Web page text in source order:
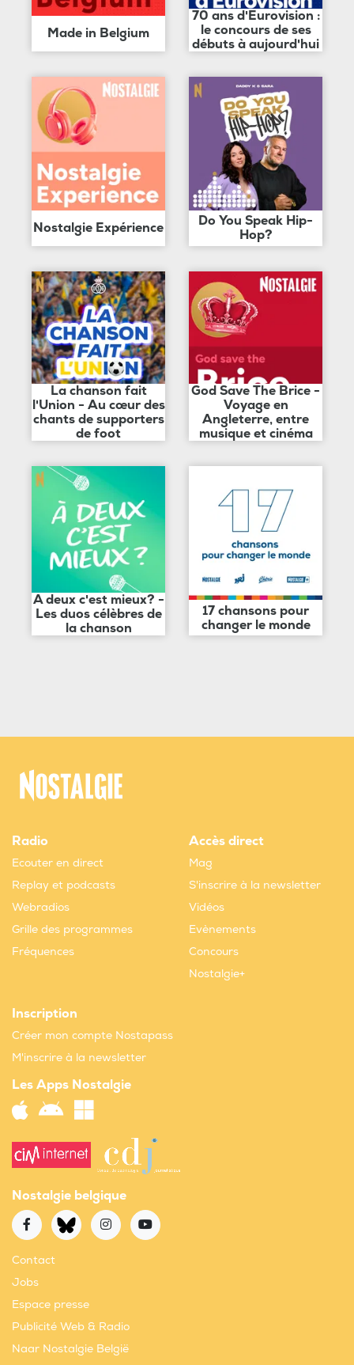
Made in Belgium
70 ans d'Eurovision :
le concours de ses
débuts à aujourd'hui
Nostalgie Expérience
Do You Speak Hip-
Hop?
La chanson fait
l'Union - Au cœur des
chants de supporters
de foot
God Save The Brice -
Voyage en
Angleterre, entre
musique et cinéma
A deux c'est mieux? -
Les duos célèbres de
la chanson
17 chansons pour
changer le monde
Radio
Ecouter en direct
Replay et podcasts
Webradios
Grille des programmes
Fréquences
Accès direct
Mag
S'inscrire à la newsletter
Vidéos
Evènements
Concours
Nostalgie+
Inscription
Créer mon compte Nostapass
M'inscrire à la newsletter
Les Apps Nostalgie
Nostalgie belgique
Contact
Jobs
Espace presse
Publicité Web & Radio
Naar Nostalgie België